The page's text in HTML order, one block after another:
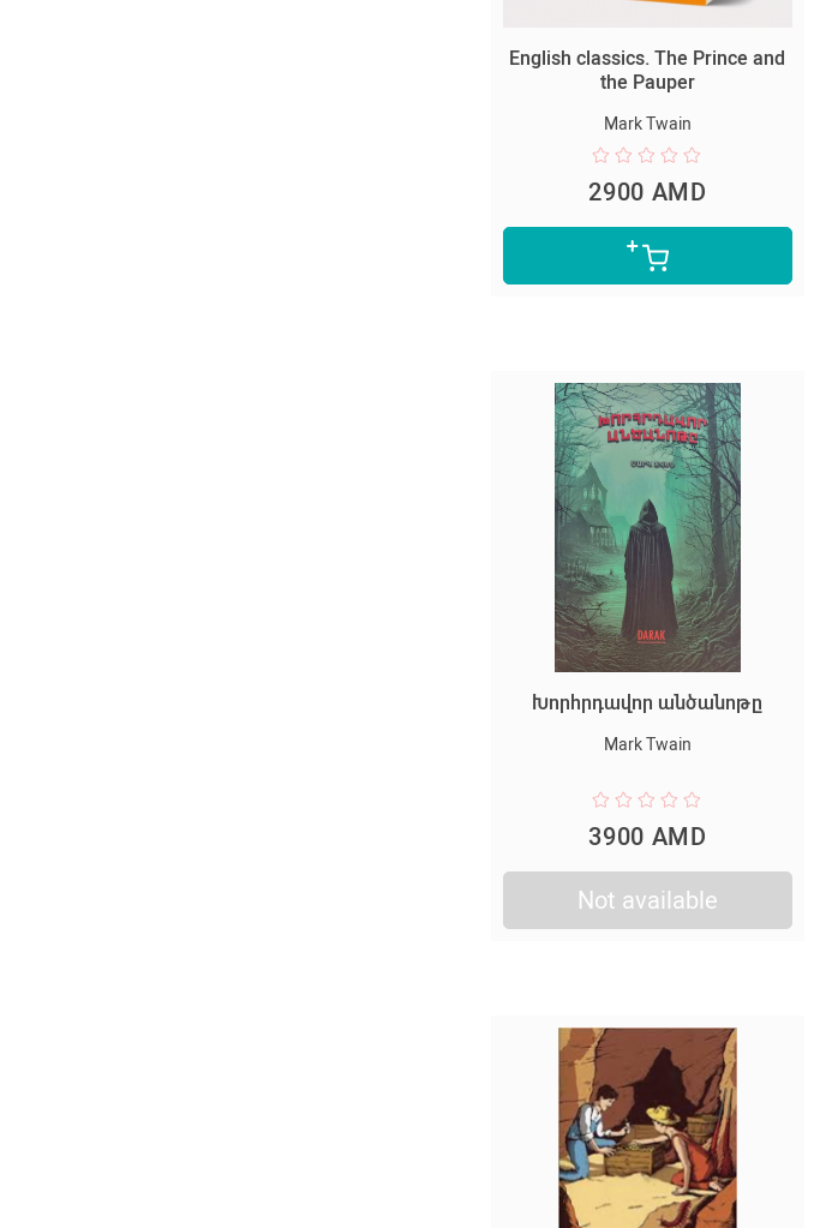
English classics. The Prince and
the Pauper
Mark Twain
2900 AMD
Խորհրդավոր անծանոթը
Mark Twain
3900 AMD
Not available